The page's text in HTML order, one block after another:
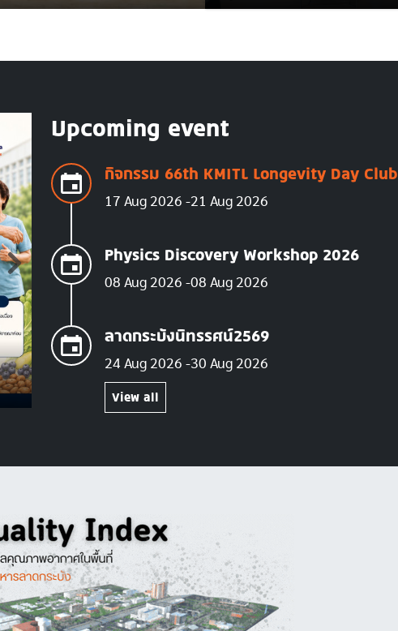
AUG
08 Physics Discovery Workshop 2026
Upcoming event
กิจกรรม 66th KMITL Longevity Day Club
17 Aug 2026 21 Aug 2026
Physics Discovery Workshop 2026
08 Aug 2026 08 Aug 2026
ลาดกระบังนิทรรศน์2569
24 Aug 2026 30 Aug 2026
View all